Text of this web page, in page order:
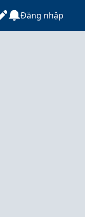
Đăng nhập